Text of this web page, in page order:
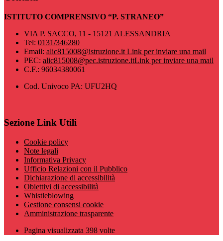
ISTITUTO COMPRENSIVO “P. STRANEO”
VIA P. SACCO, 11 - 15121 ALESSANDRIA
Tel: 0131/346280
Email: alic815008@istruzione.it Link per inviare una mail
PEC: alic815008@pec.istruzione.itLink per inviare una mail
C.F.: 96034380061
Cod. Univoco PA: UFU2HQ
Sezione Link Utili
Cookie policy
Note legali
Informativa Privacy
Ufficio Relazioni con il Pubblico
Dichiarazione di accessibilità
Obiettivi di accessibilità
Whistleblowing
Gestione consensi cookie
Amministrazione trasparente
Pagina visualizzata 398 volte